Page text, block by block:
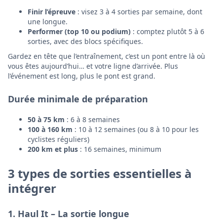
Finir l’épreuve : visez 3 à 4 sorties par semaine, dont
une longue.
Performer (top 10 ou podium) : comptez plutôt 5 à 6
sorties, avec des blocs spécifiques.
Gardez en tête que l’entraînement, c’est un pont entre là où
vous êtes aujourd’hui… et votre ligne d’arrivée. Plus
l’événement est long, plus le pont est grand.
Durée minimale de préparation
50 à 75 km : 6 à 8 semaines
100 à 160 km : 10 à 12 semaines (ou 8 à 10 pour les
cyclistes réguliers)
200 km et plus : 16 semaines, minimum
3 types de sorties essentielles à
intégrer
1. Haul It – La sortie longue